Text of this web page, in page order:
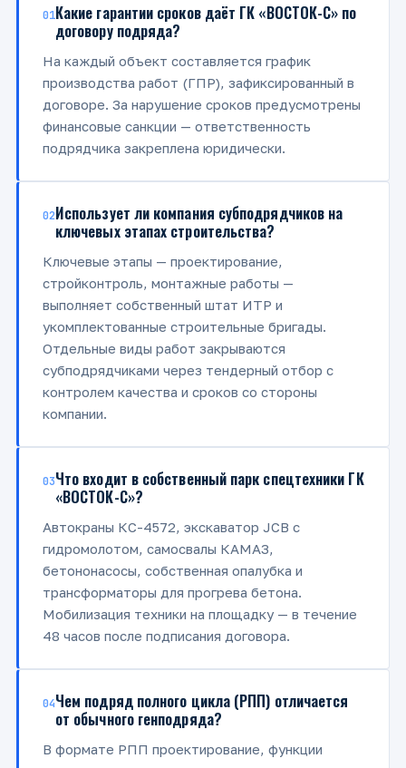
01Какие гарантии сроков даёт ГК «ВОСТОК-С» по
договору подряда?
На каждый объект составляется график
производства работ (ГПР), зафиксированный в
договоре. За нарушение сроков предусмотрены
финансовые санкции — ответственность
подрядчика закреплена юридически.
02Использует ли компания субподрядчиков на
ключевых этапах строительства?
Ключевые этапы — проектирование,
стройконтроль, монтажные работы —
выполняет собственный штат ИТР и
укомплектованные строительные бригады.
Отдельные виды работ закрываются
субподрядчиками через тендерный отбор с
контролем качества и сроков со стороны
компании.
03Что входит в собственный парк спецтехники ГК
«ВОСТОК-С»?
Автокраны КС-4572, экскаватор JCB с
гидромолотом, самосвалы КАМАЗ,
бетононасосы, собственная опалубка и
трансформаторы для прогрева бетона.
Мобилизация техники на площадку — в течение
48 часов после подписания договора.
04Чем подряд полного цикла (РПП) отличается
от обычного генподряда?
В формате РПП проектирование, функции